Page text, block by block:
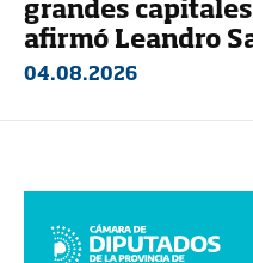
grandes
afirmó Leandro
04.08.2026